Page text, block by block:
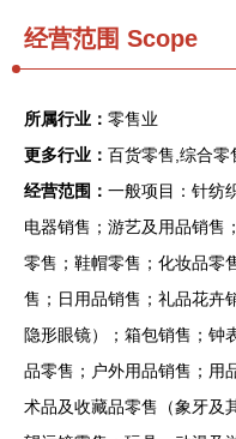
经营范围 Scope
所属行业： 零售业
更多行业： 百货零售,综合零
经营范围： 一般项目：针纺
电器销售；游艺及用品销售
零售；鞋帽零售；化妆品零
售；日用品销售；礼品花卉
隐形眼镜）；箱包销售；钟
品零售；户外用品销售；用
术品及收藏品零售（象牙及